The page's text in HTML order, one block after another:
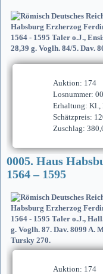
Auktion: 174
Losnummer:
Erhaltung: Kl.,
Schätzpreis:
Zuschlag:
0005. Haus
1564 – 1595
Auktion: 174